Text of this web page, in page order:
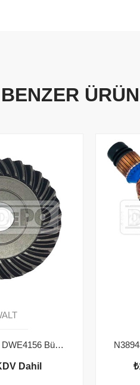
BENZER
N153126 Dewalt DWE4156 Büyük Dişli
Dahil